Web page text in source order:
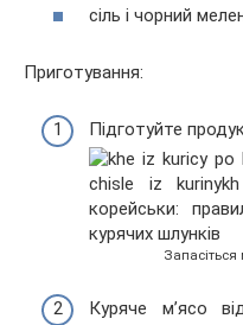
сіль і чорний
Приготування:
Підготуйте
Куряче м’ясо